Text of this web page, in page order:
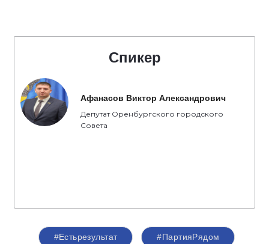
Спикер
Афанасов Виктор Александрович
Депутат Оренбургского городского
Совета
#Естьрезультат #ПартияРядом